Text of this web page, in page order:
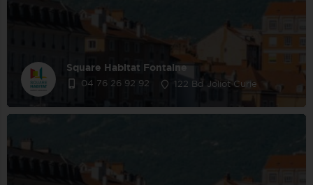
Square Habitat Fontaine
04 76 26 92 92 122 Bd Joliot Curie